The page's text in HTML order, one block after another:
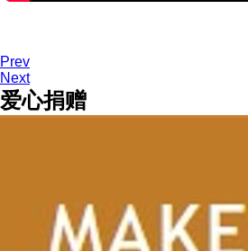
Prev
Next
爱心捐赠